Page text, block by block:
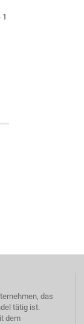
das
tätig ist.
dem